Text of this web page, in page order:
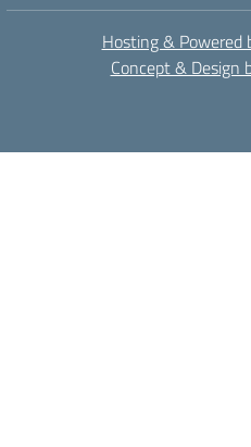
Hosting & Powered
Concept & Design